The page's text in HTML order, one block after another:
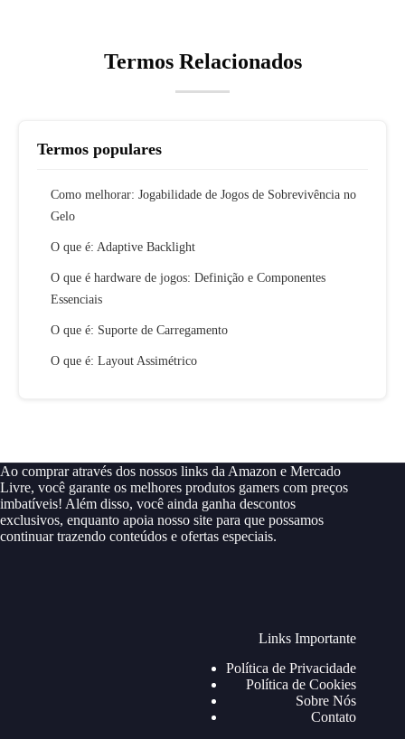
Termos Relacionados
Termos populares
Como melhorar: Jogabilidade de Jogos de Sobrevivência no
Gelo
O que é: Adaptive Backlight
O que é hardware de jogos: Definição e Componentes
Essenciais
O que é: Suporte de Carregamento
O que é: Layout Assimétrico
Ao comprar através dos nossos links da Amazon e Mercado
Livre, você garante os melhores produtos gamers com preços
imbatíveis! Além disso, você ainda ganha descontos
exclusivos, enquanto apoia nosso site para que possamos
continuar trazendo conteúdos e ofertas especiais.
Links Importante
Política de Privacidade
Política de Cookies
Sobre Nós
Contato